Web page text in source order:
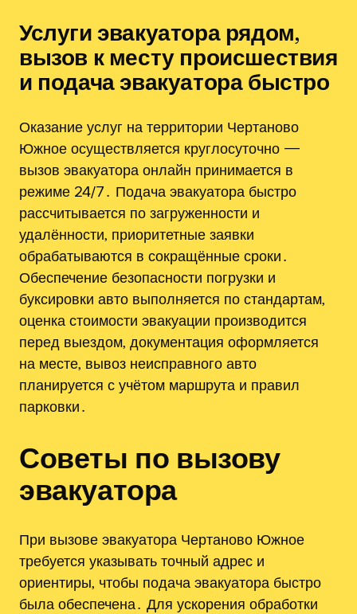
Услуги эвакуатора рядом‚
вызов к месту происшествия
и подача эвакуатора быстро
Оказание услуг на территории Чертаново
Южное осуществляется круглосуточно —
вызов эвакуатора онлайн принимается в
режиме 24/7․ Подача эвакуатора быстро
рассчитывается по загруженности и
удалённости‚ приоритетные заявки
обрабатываются в сокращённые сроки․
Обеспечение безопасности погрузки и
буксировки авто выполняется по стандартам‚
оценка стоимости эвакуации производится
перед выездом‚ документация оформляется
на месте‚ вывоз неисправного авто
планируется с учётом маршрута и правил
парковки․
Советы по вызову
эвакуатора
При вызове эвакуатора Чертаново Южное
требуется указывать точный адрес и
ориентиры‚ чтобы подача эвакуатора быстро
была обеспечена․ Для ускорения обработки